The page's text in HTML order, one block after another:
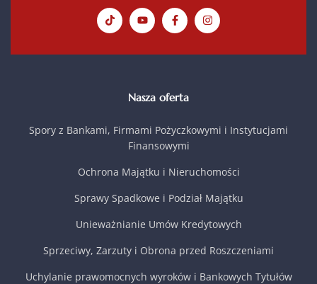
Nasza oferta
Spory z Bankami, Firmami Pożyczkowymi i Instytucjami
Finansowymi
Ochrona Majątku i Nieruchomości
Sprawy Spadkowe i Podział Majątku
Unieważnianie Umów Kredytowych
Sprzeciwy, Zarzuty i Obrona przed Roszczeniami
Uchylanie prawomocnych wyroków i Bankowych Tytułów